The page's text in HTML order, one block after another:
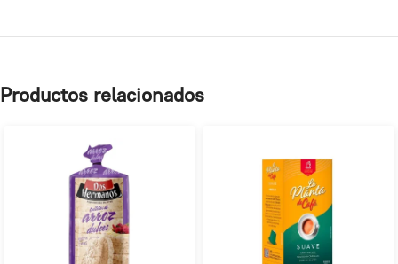
Productos relacionados